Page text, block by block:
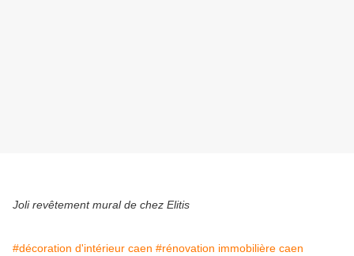
Joli revêtement mural de chez Elitis
#décoration d'intérieur caen #rénovation immobilière caen